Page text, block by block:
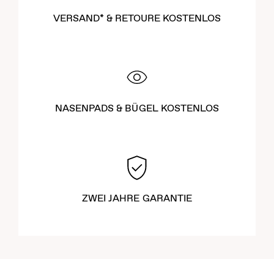
VERSAND* & RETOURE KOSTENLOS
NASENPADS & BÜGEL KOSTENLOS
ZWEI JAHRE GARANTIE